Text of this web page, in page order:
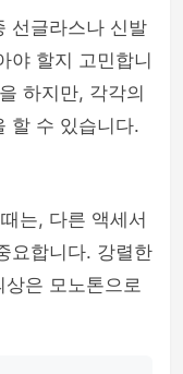
선글라스나 신발
야 할지 고민합니
하지만, 각각의
할 수 있습니다.
는, 다른 액세서
요합니다. 강렬한
은 모노톤으로